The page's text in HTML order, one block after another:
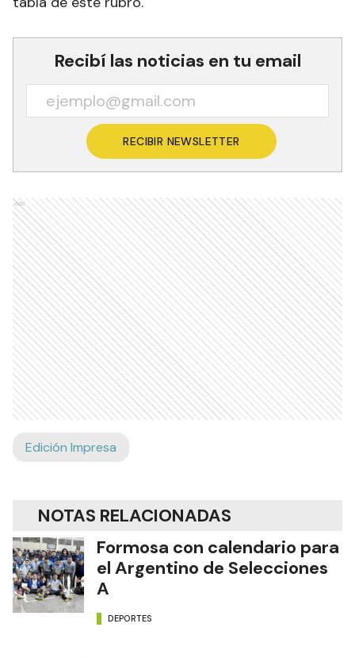
Recibí las noticias en tu email
RECIBIR NEWSLETTER
Ads
Edición Impresa
NOTAS RELACIONADAS
Formosa con calendario para
el Argentino de Selecciones
A
DEPORTES